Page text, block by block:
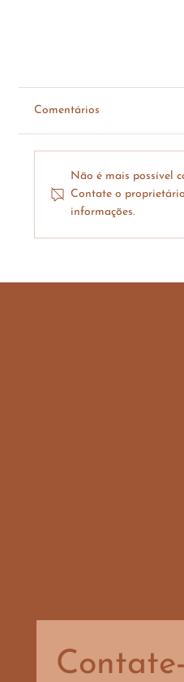
Comentários
Não é mais possível
Contate o
informações.